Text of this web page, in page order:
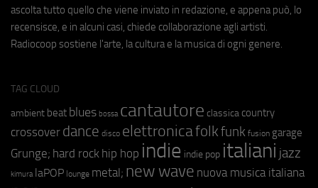
ascolta tutto quello che viene inviato in redazione, e appena può, lo
recensisce, e in alcuni casi, chiede collaborazione agli artisti.
Radiocoop sostiene l'arte, la cultura e la musica di ogni genere.
TAG CLOUD
ambient beat blues bossa cantautore classica country
crossover dance disco elettronicafolkfunk fusion garage
Grunge; hard rock hip hop indie indie pop italiani jazz
kimura laPOP lounge metal; new wave nuova musica italiana